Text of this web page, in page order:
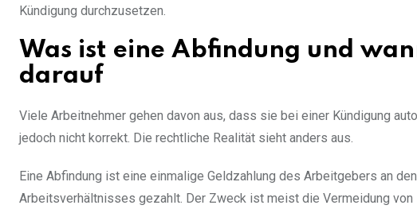
Kündigung durchzusetzen.
Was ist eine Abfindung und
darauf
Viele Arbeitnehmer gehen davon aus, dass sie bei einer Kündigung
jedoch nicht korrekt. Die rechtliche Realität sieht anders aus.
Eine Abfindung ist eine einmalige Geldzahlung des Arbeitgebers an
Arbeitsverhältnisses gezahlt. Der Zweck ist meist die Vermeidung